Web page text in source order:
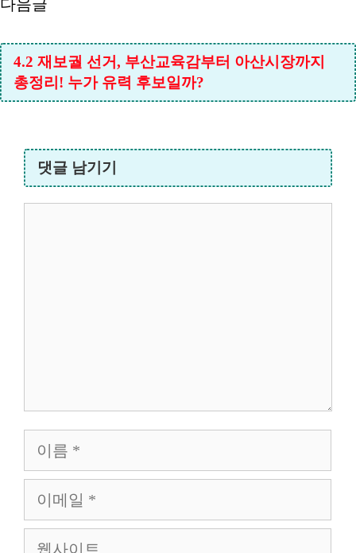
다음글
4.2 재보궐 선거, 부산교육감부터 아산시장까지
총정리! 누가 유력 후보일까?
댓글 남기기
이
름
이
메
웹